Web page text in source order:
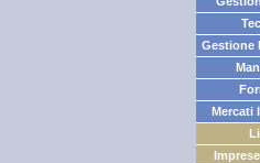
Gestione
Mercati